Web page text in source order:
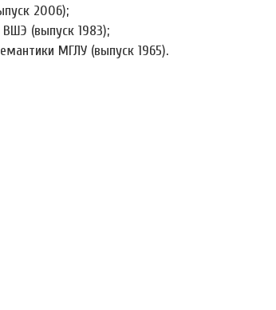
2006);
(выпуск 1983);
МГЛУ (выпуск 1965).